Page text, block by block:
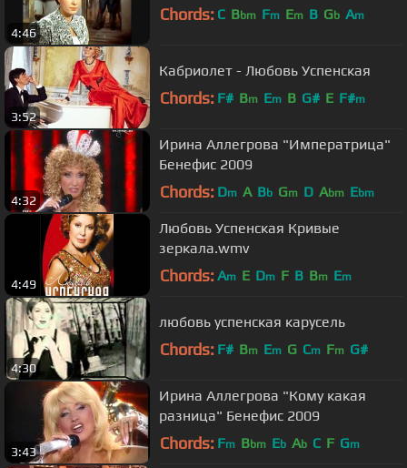
4:46
Chords: C Bbm Fm Em B Gb Am
3:52
Кабриолет - Любовь Успенская
Chords: F# Bm Em B G# E F#m
4:32
Ирина Аллегрова "Императрица"
Бенефис 2009
Chords: Dm A Bb Gm D Abm Ebm
4:49
Любовь Успенская Кривые
зеркала.wmv
Chords: Am E Dm F B Bm Em
4:30
любовь успенская карусель
Chords: F# Bm Em G Cm Fm G#
3:43
Ирина Аллегрова "Кому какая
разница" Бенефис 2009
Chords: Fm Bbm Eb Ab C F Gm